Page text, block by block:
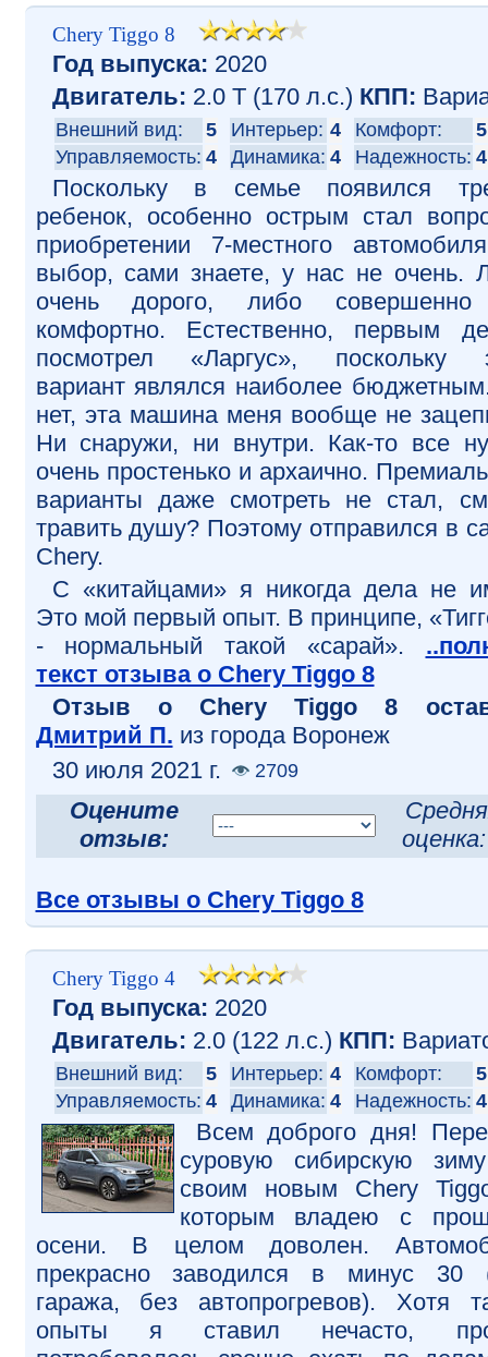
Chery Tiggo 8
Год выпуска: 2020
Двигатель: 2.0 T (170 л.с.) КПП:
Внешний вид: 5 Интерьер: 4 Комфорт:
5
Управляемость: 4 Динамика: 4 Надежность: 4
Поскольку в семье появился
ребенок, особенно острым стал
приобретении 7-местного
выбор, сами знаете, у нас не очень.
очень дорого, либо
комфортно. Естественно, первым
посмотрел «Ларгус», поскольку
вариант являлся наиболее
нет, эта машина меня вообще не
Ни снаружи, ни внутри. Как-то все
очень простенько и архаично.
варианты даже смотреть не стал,
травить душу? Поэтому отправился в
Chery.
С «китайцами» я никогда дела не
Это мой первый опыт. В принципе,
- нормальный такой «сарай».
текст отзыва о Chery Tiggo 8
Отзыв o Chery Tiggo 8
Дмитрий П. из города Воронеж
30 июля 2021 г.
2709
Оцените
отзыв:
Все отзывы о Chery Tiggo 8
Chery Tiggo 4
Год выпуска: 2020
Двигатель: 2.0 (122 л.с.) КПП:
Внешний вид: 5 Интерьер: 4 Комфорт:
5
Управляемость: 4 Динамика: 4 Надежность: 4
Всем доброго дня!
суровую сибирскую
своим новым Chery
которым владею с
осени. В целом доволен.
прекрасно заводился в минус 30
гаража, без автопрогревов). Хотя
опыты я ставил нечасто,